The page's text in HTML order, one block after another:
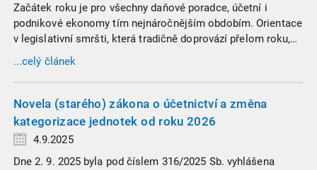
Začátek roku je pro všechny daňové poradce, účetní i
podnikové ekonomy tím nejnáročnějším obdobím. Orientace
v legislativní smršti, která tradičně doprovází přelom roku,
vyžaduje nastudovat všechny novely a doprovodné
informace. Generální finanční ředitelství (GFŘ) zveřejnilo
žádného daňového profesionála.
...celý článek
Novela (starého) zákona o účetnictví a změna
kategorizace jednotek od roku 2026
4.9.2025
Dne 2. 9. 2025 byla pod číslem 316/2025 Sb. vyhlášena